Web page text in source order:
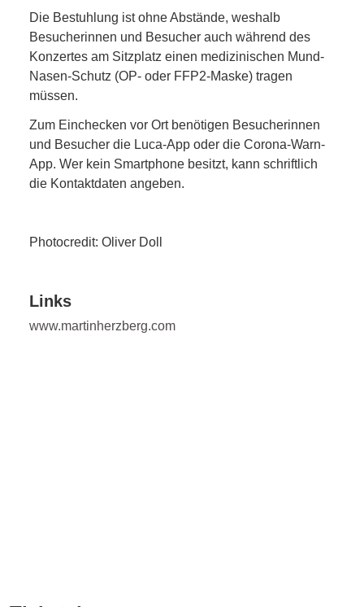
Die Bestuhlung ist ohne Abstände, weshalb
Besucherinnen und Besucher auch während des
Konzertes am Sitzplatz einen medizinischen Mund-
Nasen-Schutz (OP- oder FFP2-Maske) tragen
müssen.
Zum Einchecken vor Ort benötigen Besucherinnen
und Besucher die Luca-App oder die Corona-Warn-
App. Wer kein Smartphone besitzt, kann schriftlich
die Kontaktdaten angeben.
Photocredit: Oliver Doll
Links
www.martinherzberg.com